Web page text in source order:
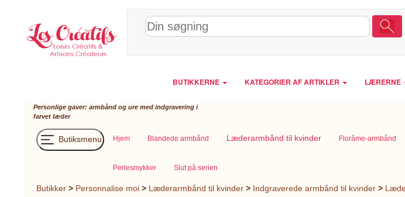
BUTIKKERNE KATEGORIER AF ARTIKLER LÆRERNE
Personlige gaver: armbånd og ure med indgravering i
farvet læder
Butiksmenu Hjem Blandede armbånd Læderarmbånd til kvinder Florâme-armbånd
Perlesmykker Slut på serien
Butikker > Personnalise moi > Læderarmbånd til kvinder > Indgraverede armbånd til kvinder >